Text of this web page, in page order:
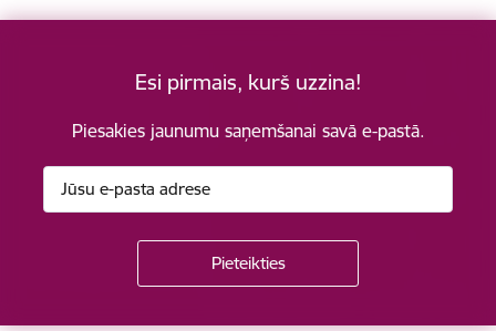
Esi pirmais, kurš uzzina!
Piesakies jaunumu saņemšanai savā e-pastā.